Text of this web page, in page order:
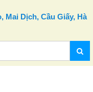
Mai Dịch, Cầu Giấy, Hà